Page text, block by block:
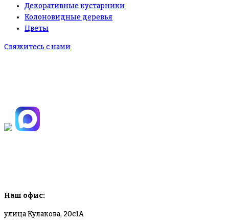
Декоративные кустарники
Колоновидные деревья
Цветы
Свяжитесь с нами
Наш офис:
улица Кулакова, 20с1А